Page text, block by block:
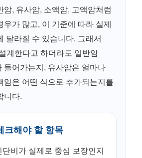
암, 유사암, 소액암, 고액암처럼
우가 많고, 이 기준에 따라 실제
달라질 수 있습니다. 그래서
계한다고 하더라도 일반암
들어가는지, 유사암은 얼마나
암은 어떤 식으로 추가되는지를
니다.
크해야 할 항목
단비가 실제로 중심 보장인지